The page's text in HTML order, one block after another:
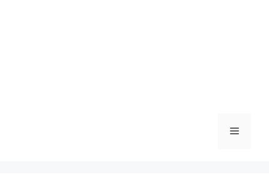
Menu